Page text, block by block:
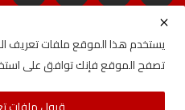
يستخدم هذا الموقع ملفات تعريف
تصفح الموقع فإنك توافق على